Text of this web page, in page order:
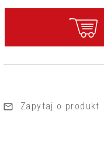
Zapytaj o produkt